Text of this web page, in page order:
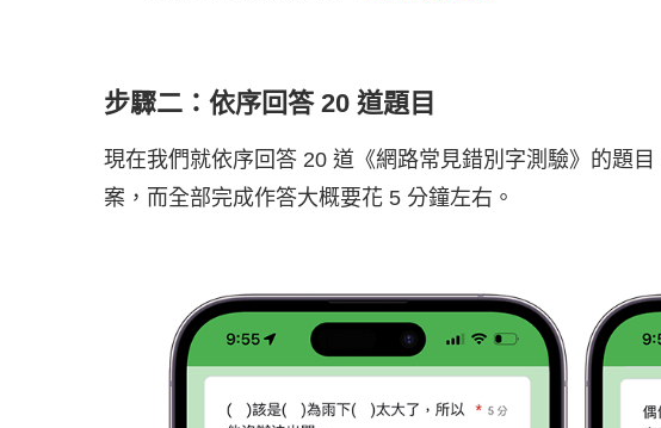
步驟二：依序回答 20 道題目
現在我們就依序回答 20 道《網路常見錯別字測驗》的題
案，而全部完成作答大概要花 5 分鐘左右。